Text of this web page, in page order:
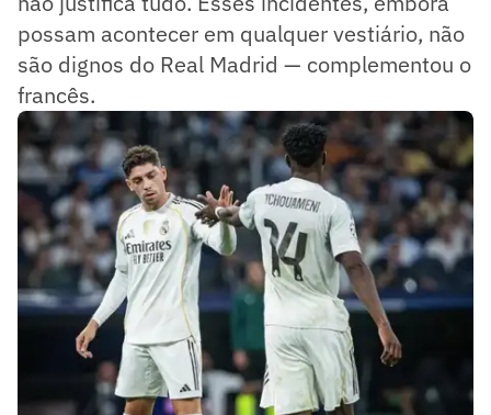
possam acontecer em qualquer vestiário, não
são dignos do Real Madrid — complementou o
francês.